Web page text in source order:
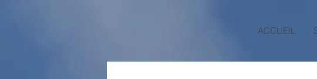
ACCUEIL